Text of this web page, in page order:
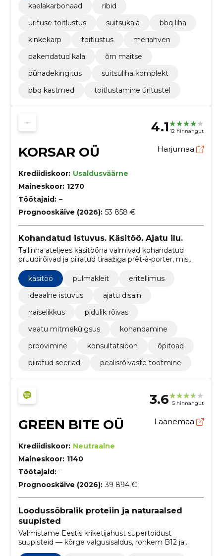
kaelakarbonaad
ribid
ürituse toitlustus
suitsukala
bbq liha
kinkekarp
toitlustus
meriahven
pakendatud kala
õrn maitse
pühadekingitus
suitsuliha komplekt
bbq kastmed
toitlustamine üritustel
4.1 12 hinnangut
KORSAR OÜ Harjumaa
Krediidiskoor: Usaldusväärne
Maineskoor: 1270
Töötajaid: –
Prognooskäive (2026): 53 858 €
Kohandatud istuvus. Käsitöö. Ajatu ilu.
Tallinna ateljees käsitööna valmivad kohandatud
pruudirõivad ja piiratud tiraažiga prêt-à-porter, mis
rõhutavad istuvust ja ajatut disaini. Väikeproduktsioon
tagab kvaliteedi, läbipaistvuse ja kestvuse.
käsitöö pulmakleit
eritellimus
ideaalne istuvus
ajatu disain
naiselikkus
pidulik rõivas
veatu mitmekülgsus
kohandamine
proovimine
konsultatsioon
õpitoad
piiratud seeriad
pealisrõivaste tootmine
3.6 5 hinnangut
GREEN BITE OÜ Läänemaa
Krediidiskoor: Neutraalne
Maineskoor: 1140
Töötajaid: –
Prognooskäive (2026): 39 894 €
Loodussõbralik proteiin ja naturaalsed
suupisted
Valmistame Eestis kriketi­jahust supertoidust
suupisteid — kõrge valgusisaldus, rohkem B12 ja
kiudaineid, ilma rafineeritud suhkruta. Müüme e-poes,